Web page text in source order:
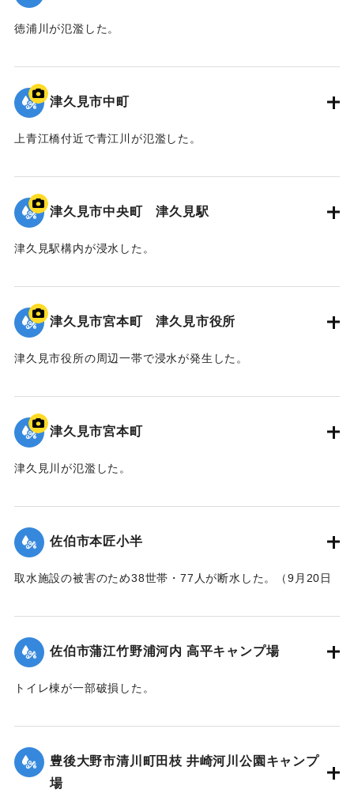
徳浦川が氾濫した。
｜固有コード:01204093
津久見市中町
上青江橋付近で青江川が氾濫した。
｜固有コード:01204092
津久見市中央町 津久見駅
津久見駅構内が浸水した。
｜固有コード:01204091
津久見市宮本町 津久見市役所
津久見市役所の周辺一帯で浸水が発生した。
｜固有コード:01204090
津久見市宮本町
津久見川が氾濫した。
｜固有コード:01204089
佐伯市本匠小半
取水施設の被害のため38世帯・77人が断水した。（9月20日
佐伯市蒲江竹野浦河内 高平キャンプ場
トイレ棟が一部破損した。
｜固有コード:01204084
豊後大野市清川町田枝 井崎河川公園キャンプ
場